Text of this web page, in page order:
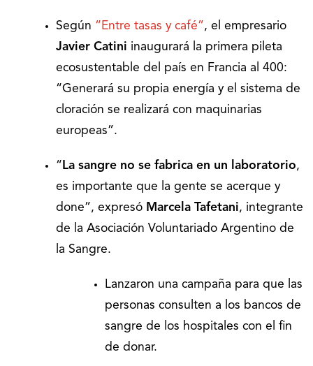
Según “Entre tasas y café”, el empresario
Javier Catini inaugurará la primera pileta
ecosustentable del país en Francia al 400:
“Generará su propia energía y el sistema de
cloración se realizará con maquinarias
europeas”.
“ La sangre no se fabrica en un laboratorio,
es importante que la gente se acerque y
done”, expresó Marcela Tafetani, integrante
de la Asociación Voluntariado Argentino de
la Sangre.
Lanzaron una campaña para que las
personas consulten a los bancos de
sangre de los hospitales con el fin
de donar.